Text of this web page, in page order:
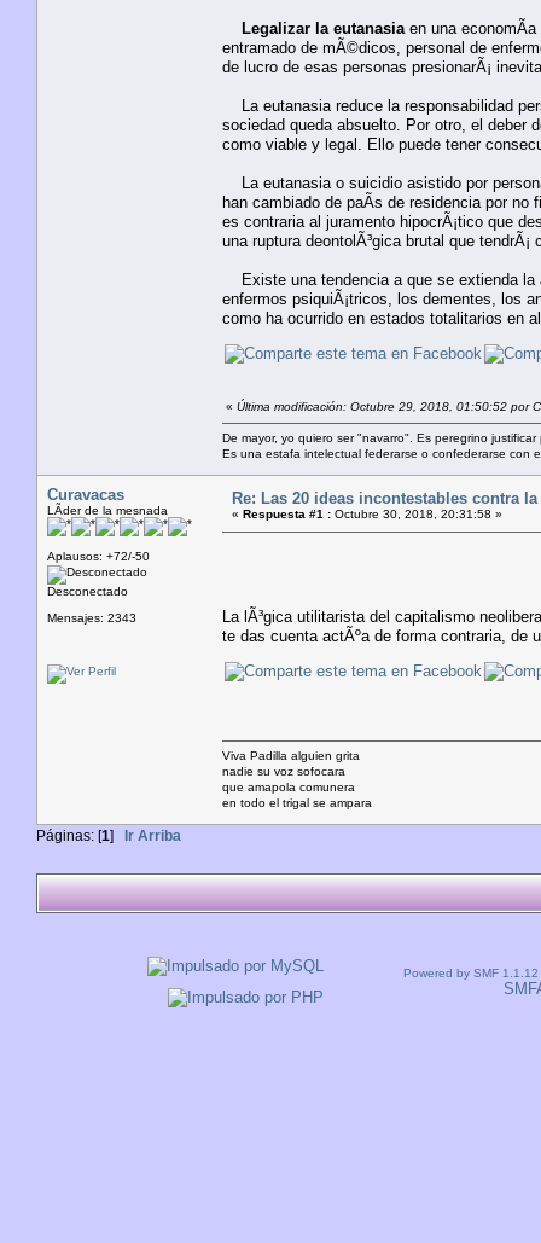
Legalizar la eutanasia en una
entramado de mÃ©dicos, personal de
de lucro de esas personas presionarÃ¡
La eutanasia reduce la responsabilidad
sociedad queda absuelto. Por otro, el deber
como viable y legal. Ello puede tener
La eutanasia o suicidio asistido por
han cambiado de paÃ­s de residencia por
es contraria al juramento hipocrÃ¡tico que
una ruptura deontolÃ³gica brutal que
Existe una tendencia a que se extienda la
enfermos psiquiÃ¡tricos, los dementes, los
como ha ocurrido en estados totalitarios en
« Última modificación: Octubre 29, 2018, 01:50:52 por
De mayor, yo quiero ser "navarro". Es peregrino
Es una estafa intelectual federarse o confederarse con
Curavacas
LÃ­der de la mesnada
Aplausos: +72/-50
Desconectado
Mensajes: 2343
Re: Las 20 ideas incontestables contra
« Respuesta #1 : Octubre 30, 2018, 20:31:58 »
La lÃ³gica utilitarista del capitalismo
te das cuenta actÃºa de forma contraria, de
Viva Padilla alguien grita
nadie su voz sofocara
que amapola comunera
en todo el trigal se ampara
Páginas: [1] Ir Arriba
Powered by SMF 1.1.12